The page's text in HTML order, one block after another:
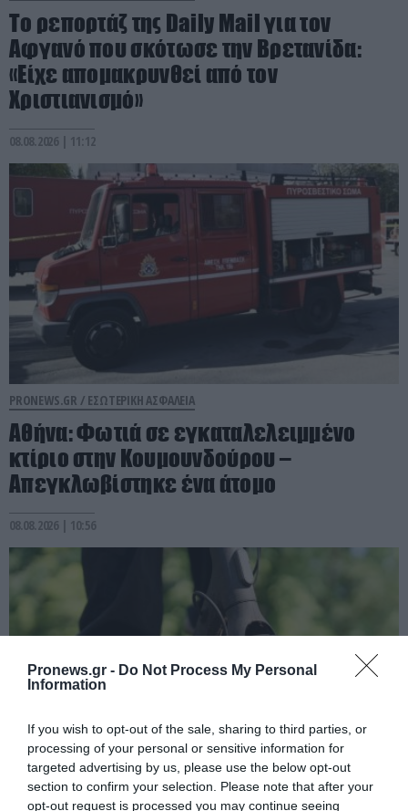
Pronews.gr - Do Not Process My Personal
Information
If you wish to opt-out of the sale, sharing to third parties, or
processing of your personal or sensitive information for
targeted advertising by us, please use the below opt-out
section to confirm your selection. Please note that after your
opt-out request is processed you may continue seeing
Το ρεπορτάζ της Daily Mail για τον
Αφγανό που σκότωσε την Βρετανίδα:
«Είχε απομακρυνθεί από τον
Χριστιανισμό»
08.08.2026 | 11:12
PRONEWS.GR / ΕΣΩΤΕΡΙΚΗ ΑΣΦΑΛΕΙΑ
Αθήνα: Φωτιά σε εγκαταλελειμμένο
κτίριο στην Κουμουνδούρου –
Απεγκλωβίστηκε ένα άτομο
08.08.2026 | 10:56
PRONEWS.GR /ΕΣΩΤΕΡΙΚΗ ΑΣΦΑΛΕΙΑ